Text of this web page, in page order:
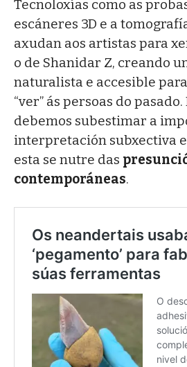
Tecnoloxías como as
escáneres 3D e a
axudan aos artistas para
o de Shanidar Z, creando
naturalista e accesible
“ver” ás persoas do
debemos subestimar a
interpretación subxectiva
esta se nutre das
contemporáneas.